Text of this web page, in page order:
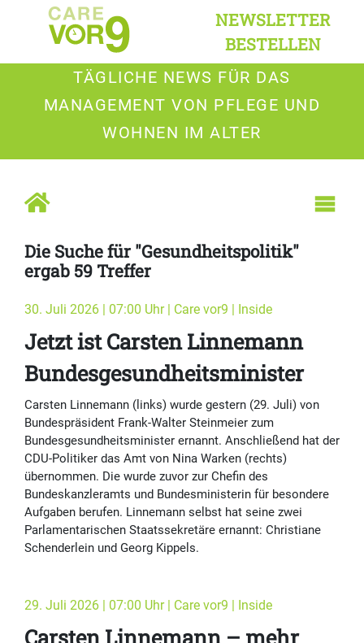
NEWSLETTER
BESTELLEN
TÄGLICHE NEWS FÜR DAS
MANAGEMENT VON PFLEGE UND
WOHNEN IM ALTER
Die Suche für "Gesundheitspolitik"
ergab 59 Treffer
30. Juli 2026 | 07:00 Uhr | Care vor9 | Inside
Jetzt ist Carsten Linnemann
Bundesgesundheitsminister
Carsten Linnemann (links) wurde gestern (29. Juli) von
Bundespräsident Frank-Walter Steinmeier zum
Bundesgesundheitsminister ernannt. Anschließend hat der
CDU-Politiker das Amt von Nina Warken (rechts)
übernommen. Die wurde zuvor zur Chefin des
Bundeskanzleramts und Bundesministerin für besondere
Aufgaben berufen. Linnemann selbst hat seine zwei
Parlamentarischen Staatssekretäre ernannt: Christiane
Schenderlein und Georg Kippels.
29. Juli 2026 | 07:00 Uhr | Care vor9 | Inside